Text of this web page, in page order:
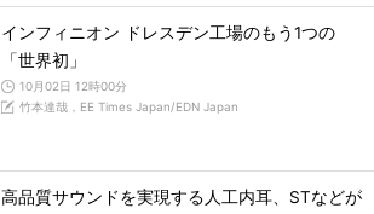
インフィニオン ドレスデン工場のもう1つの
「世界初」
10月02日 12時00分
竹本達哉，EE Times Japan/EDN Japan
高品質サウンドを実現する人工内耳、STなどが